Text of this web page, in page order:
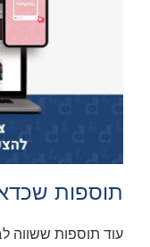
תוספות
עוד תוספות ששווה